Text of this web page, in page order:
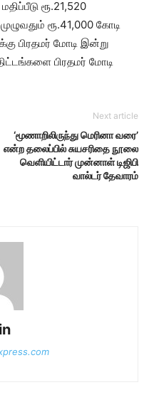
ரூ.21,520
ரூ.41,000 கோடி
பிரதமர் மோடி இன்று
பிரதமர் மோடி
Next article
‘மூணாறிலிருந்து மெரினா வரை’
என்ற தலைப்பில் சுயசரிதை நூலை
வெளியிட்டார் முன்னாள் டிஜிபி
வால்டர் தேவாரம்